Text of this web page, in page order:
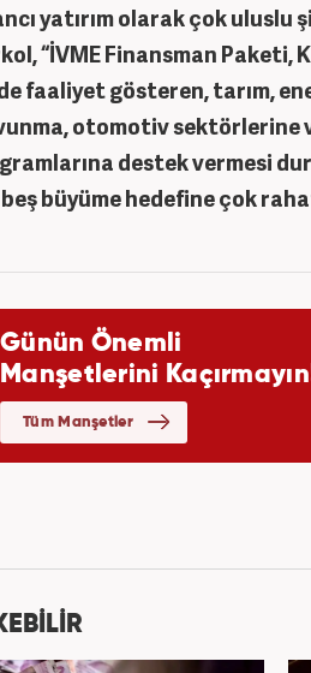
yatırım olarak çok uluslu
“İVME Finansman Paketi,
faaliyet gösteren, tarım,
otomotiv sektörlerine
destek vermesi
büyüme hedefine çok